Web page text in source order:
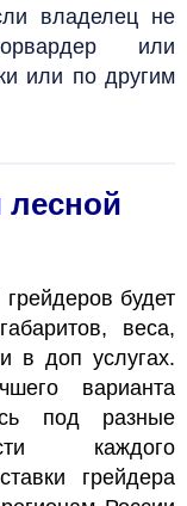
владелец не
или
или по другим
лесной
будет
веса,
в доп услугах.
варианта
под разные
каждого
грейдера